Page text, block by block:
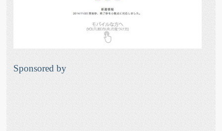
Sponsored by